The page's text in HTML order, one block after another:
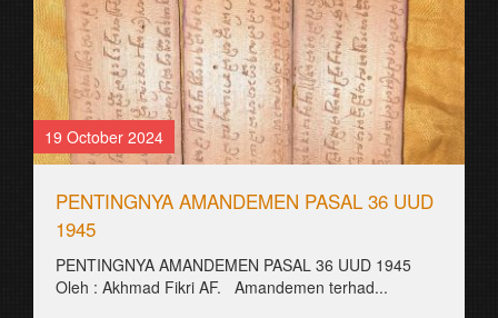
19 October 2024
PENTINGNYA AMANDEMEN PASAL 36 UUD
1945
PENTINGNYA AMANDEMEN PASAL 36 UUD 1945
Oleh : Akhmad Fikri AF. Amandemen terhad...